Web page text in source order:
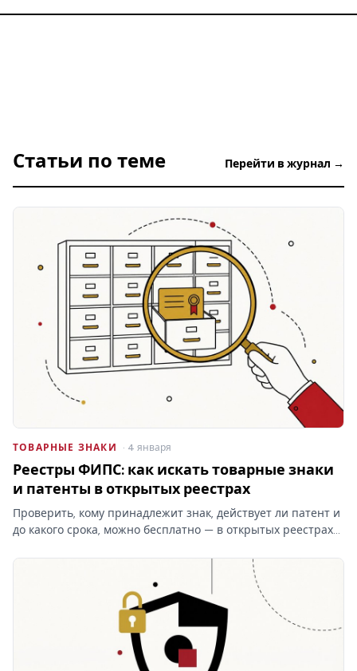
Статьи по теме Перейти в журнал →
ТОВАРНЫЕ ЗНАКИ · 4 января
Реестры ФИПС: как искать товарные знаки
и патенты в открытых реестрах
Проверить, кому принадлежит знак, действует ли патент и
до какого срока, можно бесплатно — в открытых реестрах
институт, чем они отличаются от платного поиска и что в